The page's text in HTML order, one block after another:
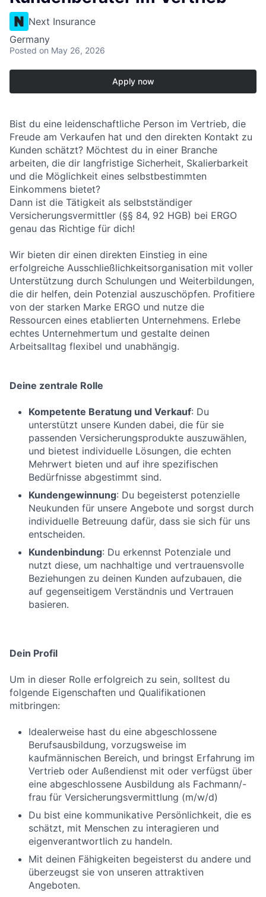
Next Insurance
Germany
Posted on May 26, 2026
Apply now
Bist du eine leidenschaftliche Person im Vertrieb, die
Freude am Verkaufen hat und den direkten Kontakt zu
Kunden schätzt? Möchtest du in einer Branche
arbeiten, die dir langfristige Sicherheit, Skalierbarkeit
und die Möglichkeit eines selbstbestimmten
Einkommens bietet?
Dann ist die Tätigkeit als selbstständiger
Versicherungsvermittler (§§ 84, 92 HGB) bei ERGO
genau das Richtige für dich!
Wir bieten dir einen direkten Einstieg in eine
erfolgreiche Ausschließlichkeitsorganisation mit voller
Unterstützung durch Schulungen und Weiterbildungen,
die dir helfen, dein Potenzial auszuschöpfen. Profitiere
von der starken Marke ERGO und nutze die
Ressourcen eines etablierten Unternehmens. Erlebe
echtes Unternehmertum und gestalte deinen
Arbeitsalltag flexibel und unabhängig.
Deine zentrale Rolle
Kompetente Beratung und Verkauf: Du
unterstützt unsere Kunden dabei, die für sie
passenden Versicherungsprodukte auszuwählen,
und bietest individuelle Lösungen, die echten
Mehrwert bieten und auf ihre spezifischen
Bedürfnisse abgestimmt sind.
Kundengewinnung: Du begeisterst potenzielle
Neukunden für unsere Angebote und sorgst durch
individuelle Betreuung dafür, dass sie sich für uns
entscheiden.
Kundenbindung: Du erkennst Potenziale und
nutzt diese, um nachhaltige und vertrauensvolle
Beziehungen zu deinen Kunden aufzubauen, die
auf gegenseitigem Verständnis und Vertrauen
basieren.
Dein Profil
Um in dieser Rolle erfolgreich zu sein, solltest du
folgende Eigenschaften und Qualifikationen
mitbringen:
Idealerweise hast du eine abgeschlossene
Berufsausbildung, vorzugsweise im
kaufmännischen Bereich, und bringst Erfahrung im
Vertrieb oder Außendienst mit oder verfügst über
eine abgeschlossene Ausbildung als Fachmann/-
frau für Versicherungsvermittlung (m/w/d)
Du bist eine kommunikative Persönlichkeit, die es
schätzt, mit Menschen zu interagieren und
eigenverantwortlich zu handeln.
Mit deinen Fähigkeiten begeisterst du andere und
überzeugst sie von unseren attraktiven
Angeboten.